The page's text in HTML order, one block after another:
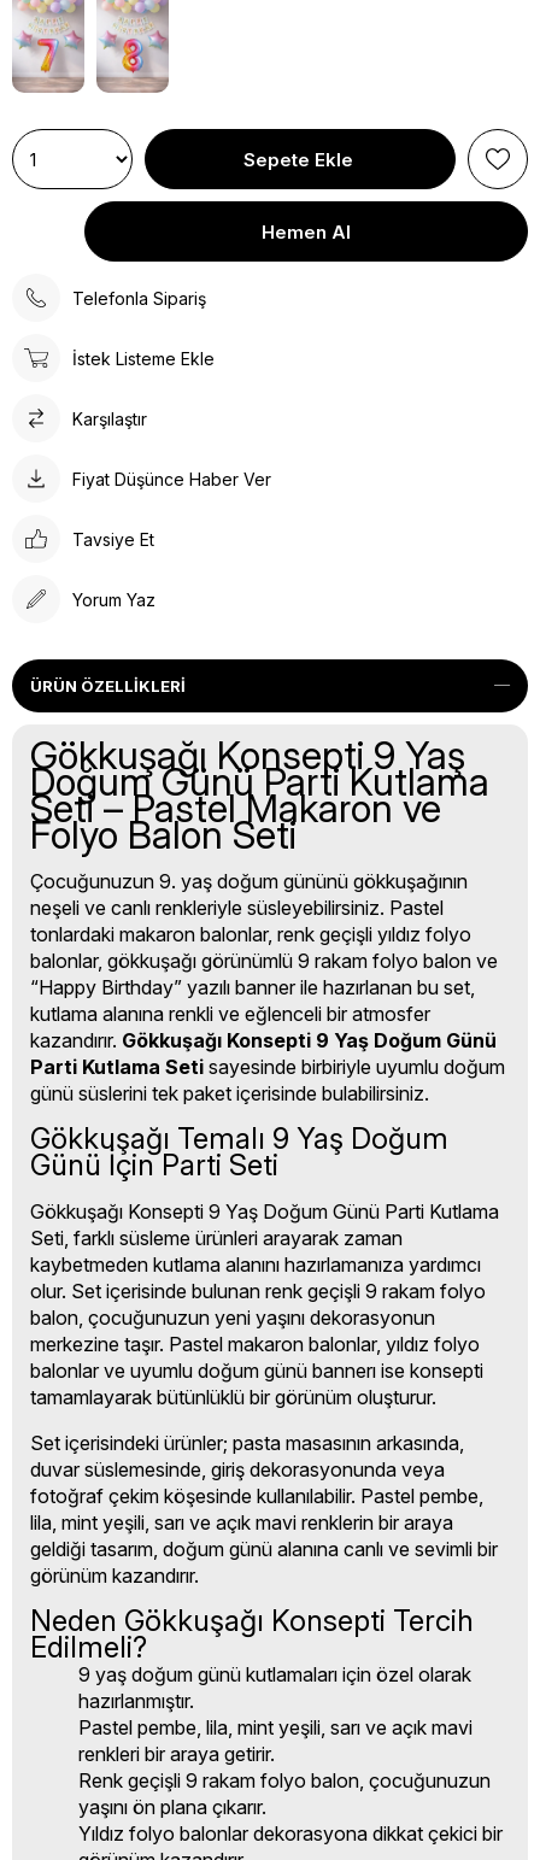
Telefonla Sipariş
İstek Listeme Ekle
Karşılaştır
Fiyat Düşünce Haber Ver
Tavsiye Et
Yorum Yaz
ÜRÜN ÖZELLIKLERI
Gökkuşağı Konsepti 9 Yaş
Doğum Günü Parti Kutlama
Seti – Pastel Makaron ve
Folyo Balon Seti
Çocuğunuzun 9. yaş doğum gününü gökkuşağının
neşeli ve canlı renkleriyle süsleyebilirsiniz. Pastel
tonlardaki makaron balonlar, renk geçişli yıldız folyo
balonlar, gökkuşağı görünümlü 9 rakam folyo balon ve
“Happy Birthday” yazılı banner ile hazırlanan bu set,
kutlama alanına renkli ve eğlenceli bir atmosfer
kazandırır. Gökkuşağı Konsepti 9 Yaş Doğum Günü
Parti Kutlama Seti sayesinde birbiriyle uyumlu doğum
günü süslerini tek paket içerisinde bulabilirsiniz.
Gökkuşağı Temalı 9 Yaş Doğum
Günü İçin Parti Seti
Gökkuşağı Konsepti 9 Yaş Doğum Günü Parti Kutlama
Seti, farklı süsleme ürünleri arayarak zaman
kaybetmeden kutlama alanını hazırlamanıza yardımcı
olur. Set içerisinde bulunan renk geçişli 9 rakam folyo
balon, çocuğunuzun yeni yaşını dekorasyonun
merkezine taşır. Pastel makaron balonlar, yıldız folyo
balonlar ve uyumlu doğum günü bannerı ise konsepti
tamamlayarak bütünlüklü bir görünüm oluşturur.
Set içerisindeki ürünler; pasta masasının arkasında,
duvar süslemesinde, giriş dekorasyonunda veya
fotoğraf çekim köşesinde kullanılabilir. Pastel pembe,
lila, mint yeşili, sarı ve açık mavi renklerin bir araya
geldiği tasarım, doğum günü alanına canlı ve sevimli bir
görünüm kazandırır.
Neden Gökkuşağı Konsepti Tercih
Edilmeli?
9 yaş doğum günü kutlamaları için özel olarak
hazırlanmıştır.
Pastel pembe, lila, mint yeşili, sarı ve açık mavi
renkleri bir araya getirir.
Renk geçişli 9 rakam folyo balon, çocuğunuzun
yaşını ön plana çıkarır.
Yıldız folyo balonlar dekorasyona dikkat çekici bir